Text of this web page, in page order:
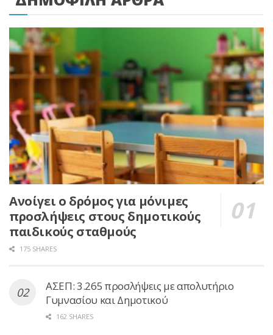
Ανοίγει ο δρόμος για μόνιμες
προσλήψεις στους δημοτικούς
παιδικούς σταθμούς
175 SHARES
ΑΣΕΠ: 3.265 προσλήψεις με απολυτήριο
Γυμνασίου και Δημοτικού
162 SHARES